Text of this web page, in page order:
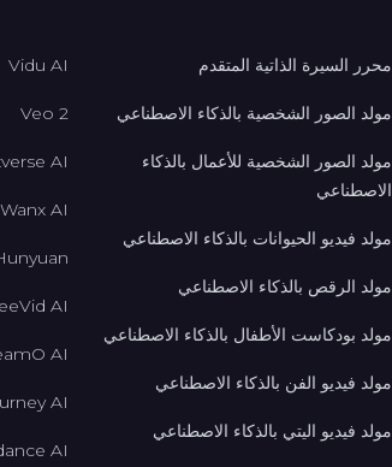
محرر السيرة الذاتية المتقدم
مولد الصور الشخصية بالذكاء الاصطناعي
مولد الصور الشخصية للأعمال بالذكاء
الاصطناعي
مولد فيديو الحيوانات بالذكاء الاصطناعي
مولد الرقص بالذكاء الاصطناعي
مولد بودكاست الأطفال بالذكاء الاصطناعي
مولد فيديو الفن بالذكاء الاصطناعي
مولد فيديو اليتي بالذكاء الاصطناعي
Vidu AI
Veo 2
AI
Wanx AI
AI
AI
AI
AI